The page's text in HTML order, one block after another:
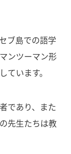
ブ島での語学
ンツーマン形
います。
であり、また
先生たちは教